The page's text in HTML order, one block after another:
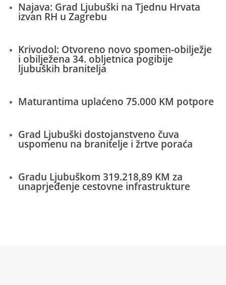
Najava: Grad Ljubuški na Tjednu Hrvata
izvan RH u Zagrebu
Krivodol: Otvoreno novo spomen-obilježje
i obilježena 34. obljetnica pogibije
ljubuških branitelja
Maturantima uplaćeno 75.000 KM potpore
Grad Ljubuški dostojanstveno čuva
uspomenu na branitelje i žrtve poraća
Gradu Ljubuškom 319.218,89 KM za
unaprjeđenje cestovne infrastrukture